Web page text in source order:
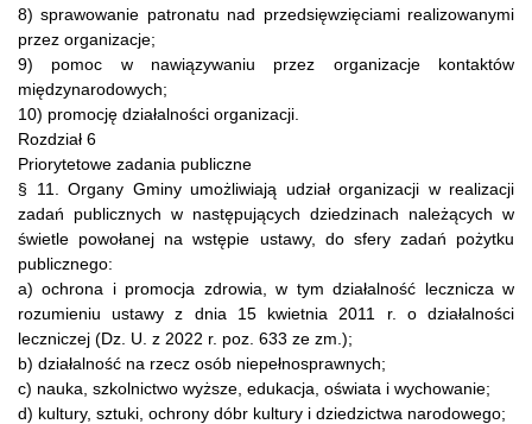
8) sprawowanie patronatu nad przedsięwzięciami realizowanymi
przez organizacje;
9) pomoc w nawiązywaniu przez organizacje kontaktów
międzynarodowych;
10) promocję działalności organizacji.
Rozdział 6
Priorytetowe zadania publiczne
§ 11. Organy Gminy umożliwiają udział organizacji w realizacji
zadań publicznych w następujących dziedzinach należących w
świetle powołanej na wstępie ustawy, do sfery zadań pożytku
publicznego:
a) ochrona i promocja zdrowia, w tym działalność lecznicza w
rozumieniu ustawy z dnia 15 kwietnia 2011 r. o działalności
leczniczej (Dz. U. z 2022 r. poz. 633 ze zm.);
b) działalność na rzecz osób niepełnosprawnych;
c) nauka, szkolnictwo wyższe, edukacja, oświata i wychowanie;
d) kultury, sztuki, ochrony dóbr kultury i dziedzictwa narodowego;